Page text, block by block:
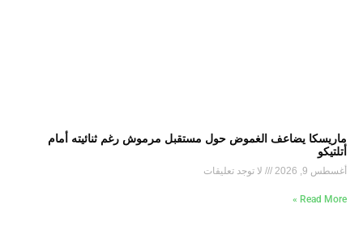
ماريسكا يضاعف الغموض حول مستقبل مرموش رغم ثنائيته أمام
أتلتيكو
أغسطس 9, 2026 لا توجد تعليقات
Read More »